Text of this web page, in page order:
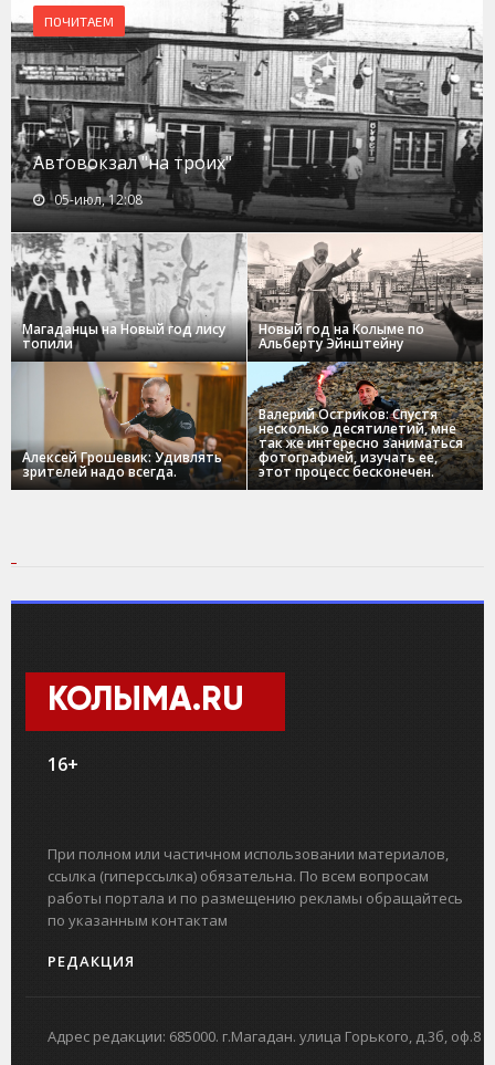
ПОЧИТАЕМ
Автовокзал "на троих"
05-июл, 12:08
Магаданцы на Новый год лису
топили
Новый год на Колыме по
Альберту Эйнштейну
Алексей Грошевик: Удивлять
зрителей надо всегда.
Валерий Остриков: Спустя
несколько десятилетий, мне
так же интересно заниматься
фотографией, изучать ее,
этот процесс бесконечен.
КОЛЫМА.RU
16+
При полном или частичном использовании материалов,
ссылка (гиперссылка) обязательна. По всем вопросам
работы портала и по размещению рекламы обращайтесь
по указанным контактам
РЕДАКЦИЯ
Адрес редакции: 685000. г.Магадан. улица Горького, д.3б, оф.8